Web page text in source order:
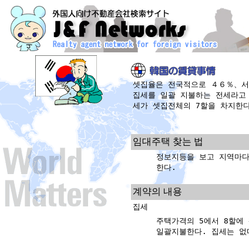
셋집율은 전국적으로 ４６％、
집세를 일괄 지불하는 전세라
세가 셋집전체의 7할을 차지한
임대주택 찾는 법
정보지등을 보고 지역마
한다.
계약의 내용
집세
주택가격의 5에서 8할에
일괄지불한다. 집세는